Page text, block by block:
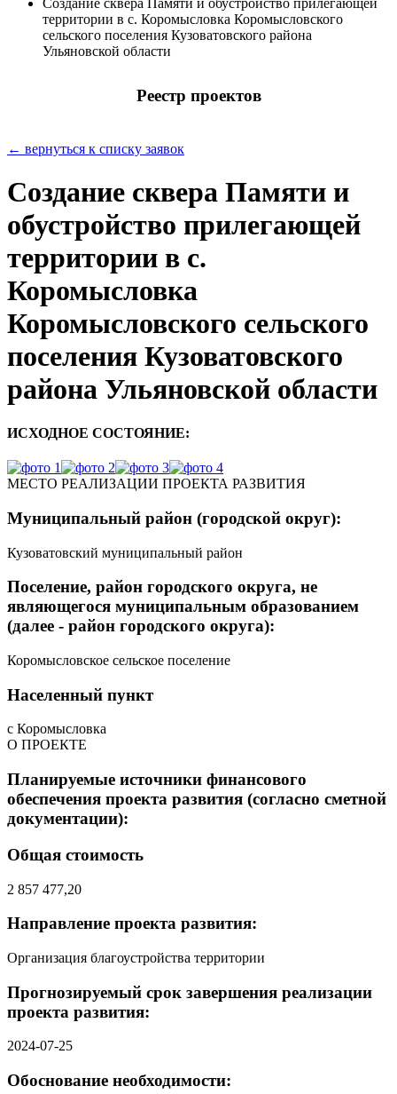
Создание сквера Памяти и обустройство прилегающей
территории в с. Коромысловка Коромысловского
сельского поселения Кузоватовского района
Ульяновской области
Реестр проектов
← вернуться к списку заявок
Создание сквера Памяти и
обустройство прилегающей
территории в с.
Коромысловка
Коромысловского сельского
поселения Кузоватовского
района Ульяновской области
ИСХОДНОЕ СОСТОЯНИЕ:
МЕСТО РЕАЛИЗАЦИИ ПРОЕКТА РАЗВИТИЯ
Муниципальный район (городской округ):
Кузоватовский муниципальный район
Поселение, район городского округа, не
являющегося муниципальным образованием
(далее - район городского округа):
Коромысловское сельское поселение
Населенный пункт
с Коромысловка
О ПРОЕКТЕ
Планируемые источники финансового
обеспечения проекта развития (согласно сметной
документации):
Общая стоимость
2 857 477,20
Направление проекта развития:
Организация благоустройства территории
Прогнозируемый срок завершения реализации
проекта развития:
2024-07-25
Обоснование необходимости: